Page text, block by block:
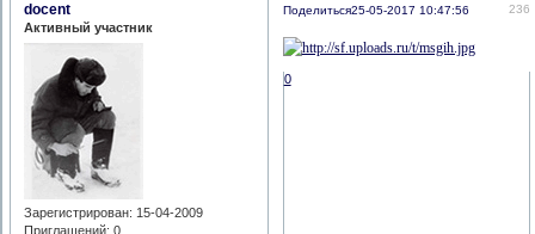
Поделиться 236
25-05-2017 10:47:56
docent
Активный участник
Зарегистрирован: 15-04-2009
Приглашений: 0
0